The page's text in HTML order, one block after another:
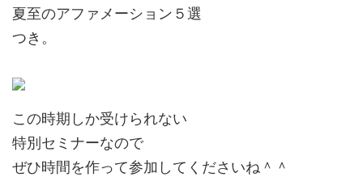
夏至のアファメーション５選
つき。
この時期しか受けられない
特別セミナーなので
ぜひ時間を作って参加してくださいね＾＾